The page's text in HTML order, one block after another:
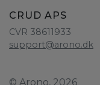
CRUD APS
CVR 38611933
support@arono.dk
© Arono, 2026